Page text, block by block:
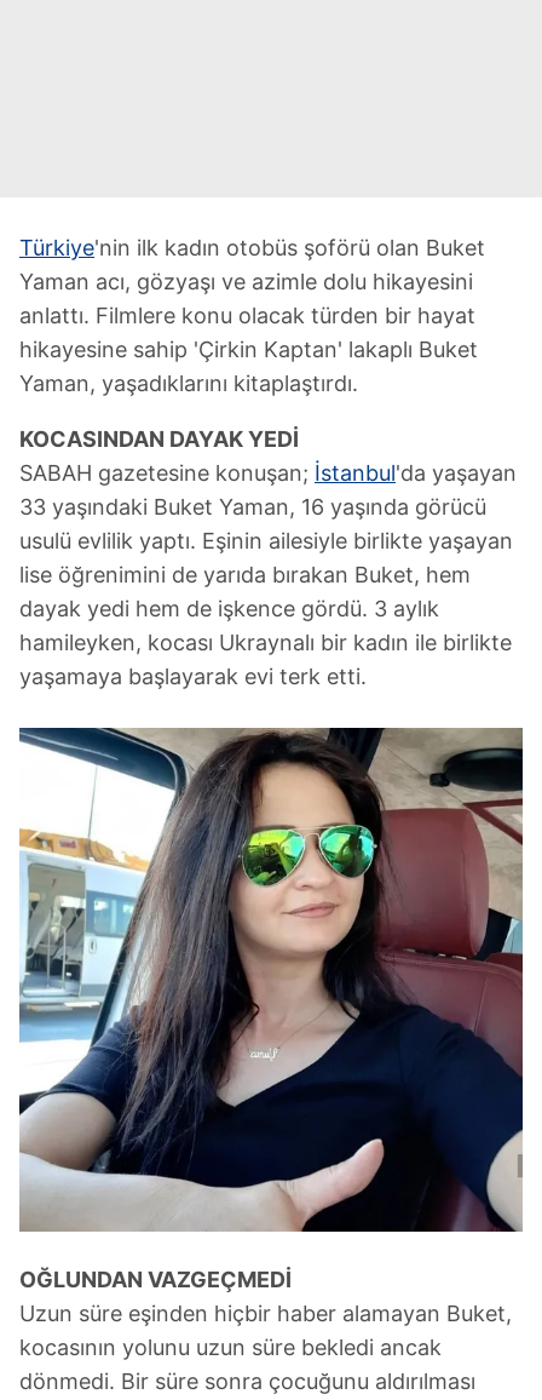
Türkiye'nin ilk kadın otobüs şoförü olan Buket
Yaman acı, gözyaşı ve azimle dolu hikayesini
anlattı. Filmlere konu olacak türden bir hayat
hikayesine sahip 'Çirkin Kaptan' lakaplı Buket
Yaman, yaşadıklarını kitaplaştırdı.
KOCASINDAN DAYAK YEDİ
SABAH gazetesine konuşan; İstanbul'da yaşayan
33 yaşındaki Buket Yaman, 16 yaşında görücü
usulü evlilik yaptı. Eşinin ailesiyle birlikte yaşayan
lise öğrenimini de yarıda bırakan Buket, hem
dayak yedi hem de işkence gördü. 3 aylık
hamileyken, kocası Ukraynalı bir kadın ile birlikte
yaşamaya başlayarak evi terk etti.
OĞLUNDAN VAZGEÇMEDİ
Uzun süre eşinden hiçbir haber alamayan Buket,
kocasının yolunu uzun süre bekledi ancak
dönmedi. Bir süre sonra çocuğunu aldırılması